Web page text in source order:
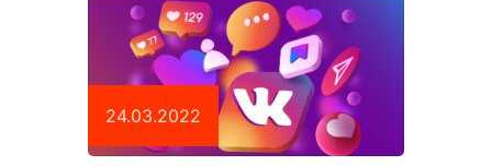
достигли, подкрепляя
данными. Создание отчета…
24.03.2022